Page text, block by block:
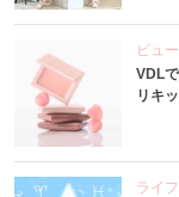
ビュ
VDL
リキ
ライ